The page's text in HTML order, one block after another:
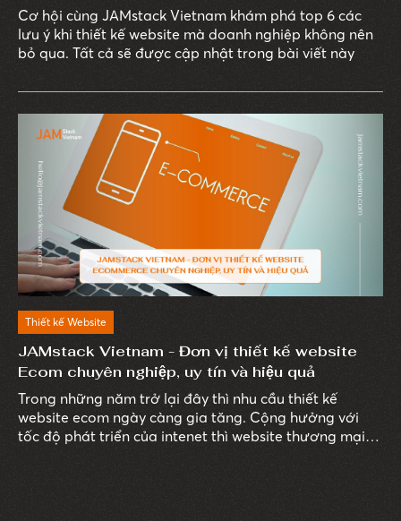
Cơ hội cùng JAMstack Vietnam khám phá top 6 các
lưu ý khi thiết kế website mà doanh nghiệp không nên
bỏ qua. Tất cả sẽ được cập nhật trong bài viết này
Thiết kế Website
JAMstack Vietnam - Đơn vị thiết kế website
Ecom chuyên nghiệp, uy tín và hiệu quả
Trong những năm trở lại đây thì nhu cầu thiết kế
website ecom ngày càng gia tăng. Cộng hưởng với
tốc độ phát triển của intenet thì website thương mại